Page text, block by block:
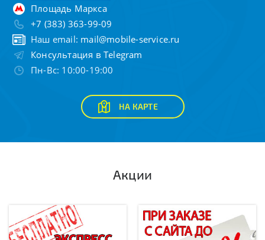
Площадь Маркса
+7 (383) 363-99-09
Наш email: mail@mobile-service.ru
Консультация в Telegram
Пн-Вс: 10:00-19:00
НА КАРТЕ
Акции